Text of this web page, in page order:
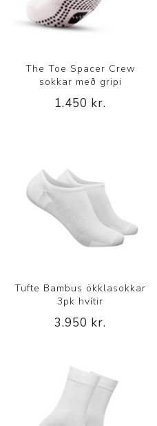
The Toe Spacer Crew
sokkar með gripi
1.450 kr.
Tufte Bambus ökklasokkar
3pk hvítir
3.950 kr.